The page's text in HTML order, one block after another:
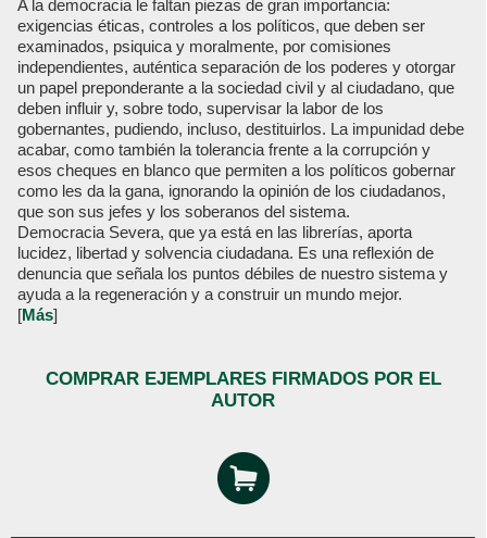
A la democracia le faltan piezas de gran importancia:
exigencias éticas, controles a los políticos, que deben ser
examinados, psiquica y moralmente, por comisiones
independientes, auténtica separación de los poderes y otorgar
un papel preponderante a la sociedad civil y al ciudadano, que
deben influir y, sobre todo, supervisar la labor de los
gobernantes, pudiendo, incluso, destituirlos. La impunidad debe
acabar, como también la tolerancia frente a la corrupción y
esos cheques en blanco que permiten a los políticos gobernar
como les da la gana, ignorando la opinión de los ciudadanos,
que son sus jefes y los soberanos del sistema.
Democracia Severa, que ya está en las librerías, aporta
lucidez, libertad y solvencia ciudadana. Es una reflexión de
denuncia que señala los puntos débiles de nuestro sistema y
ayuda a la regeneración y a construir un mundo mejor.
[Más]
COMPRAR EJEMPLARES FIRMADOS POR EL
AUTOR